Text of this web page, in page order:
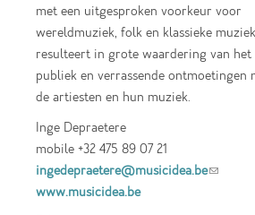
met een uitgesproken voorkeur voor
wereldmuziek, folk en klassieke
resulteert in grote waardering van het
publiek en verrassende ontmoetingen
de artiesten en hun muziek.
Inge Depraetere
mobile +32 475 89 07 21
ingedepraetere@musicidea.be(link
www.musicidea.be